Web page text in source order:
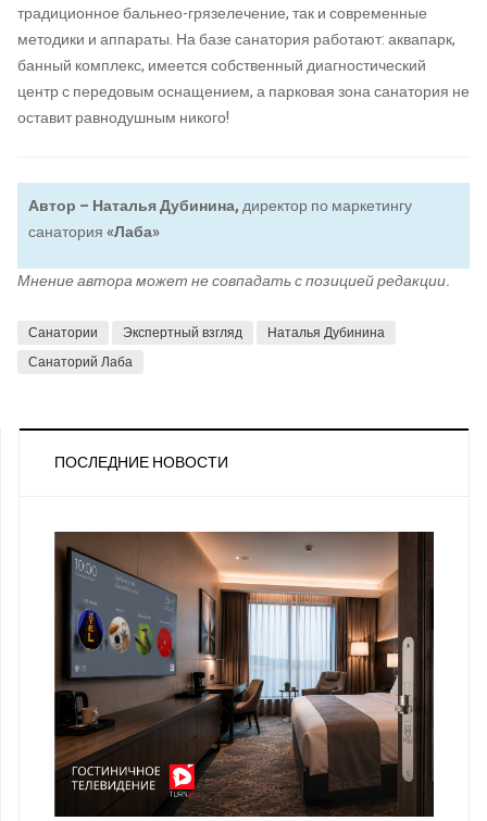
традиционное бальнео-грязелечение, так и современные
методики и аппараты. На базе санатория работают: аквапарк,
банный комплекс, имеется собственный диагностический
центр с передовым оснащением, а парковая зона санатория не
оставит равнодушным никого!
Автор – Наталья Дубинина,директор по маркетингу
санатория«Лаба»
Мнение автора может не совпадать с позицией редакции.
Санатории Экспертный взгляд
Наталья Дубинина
Санаторий Лаба
ПОСЛЕДНИЕ НОВОСТИ